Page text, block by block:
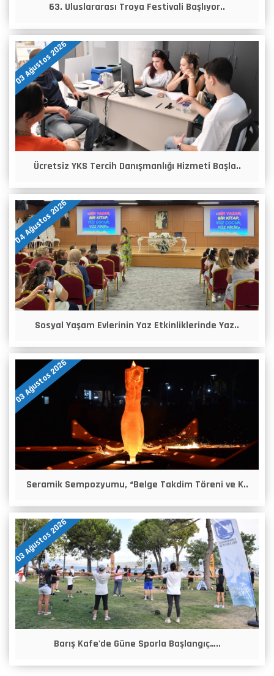
63. Uluslararası Troya Festivali Başlıyor..
03 Ağustos 2026
Ücretsiz YKS Tercih Danışmanlığı Hizmeti Başla..
04 Ağustos 2026
Sosyal Yaşam Evlerinin Yaz Etkinliklerinde Yaz..
03 Ağustos 2026
Seramik Sempozyumu, “Belge Takdim Töreni ve K..
03 Ağustos 2026
Barış Kafe'de Güne Sporla Başlangıç…..